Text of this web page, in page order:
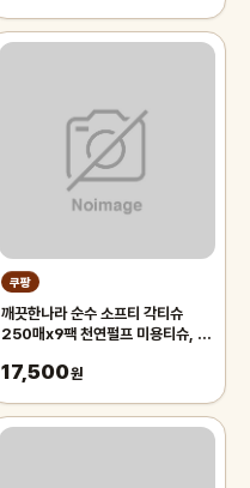
쿠팡
깨끗한나라 순수 소프티 각티슈
250매x9팩 천연펄프 미용티슈, 3
17,500원